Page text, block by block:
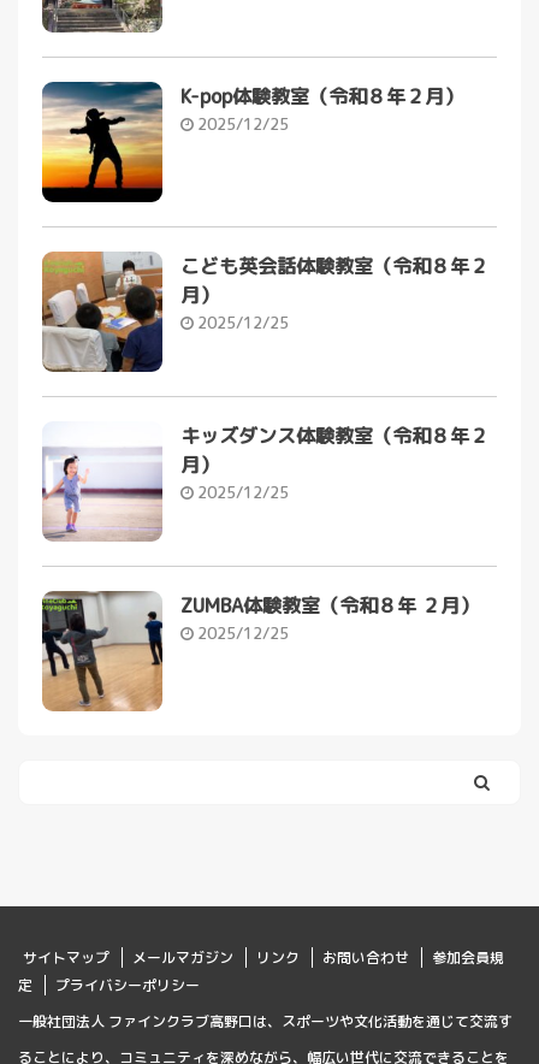
K-pop体験教室（令和８年２月）
2025/12/25
こども英会話体験教室（令和８年２
月）
2025/12/25
キッズダンス体験教室（令和８年２
月）
2025/12/25
ZUMBA体験教室（令和８年 ２月）
2025/12/25
サイトマップ メールマガジン リンク お問い合わせ
参加会員規
定
プライバシーポリシー
一般社団法人 ファインクラブ高野口は、スポーツや文化活動を通じて交流す
ることにより、コミュニティを深めながら、幅広い世代に交流できることを